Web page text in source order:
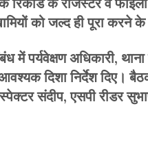
को जल्द ही पूरा करने के
में पर्यवेक्षण अधिकारी,
दिशा निर्देश दिए।
संदीप, एसपी रीडर